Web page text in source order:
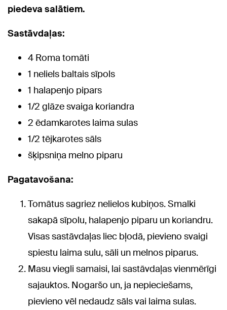
piedeva salātiem.
Sastāvdaļas:
4 Roma tomāti
1 neliels baltais sīpols
1 halapenjo pipars
1/2 glāze svaiga koriandra
2 ēdamkarotes laima sulas
1/2 tējkarotes sāls
šķipsniņa melno piparu
Pagatavošana:
Tomātus sagriez nelielos kubiņos. Smalki
sakapā sīpolu, halapenjo piparu un koriandru.
Visas sastāvdaļas liec bļodā, pievieno svaigi
spiestu laima sulu, sāli un melnos piparus.
Masu viegli samaisi, lai sastāvdaļas vienmērīgi
sajauktos. Nogaršo un, ja nepieciešams,
pievieno vēl nedaudz sāls vai laima sulas.